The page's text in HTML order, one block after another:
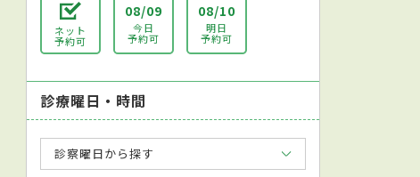
ネット
予約可
08/09
今日
予約可
08/10
明日
予約可
診療曜日・時間
診察曜日から探す